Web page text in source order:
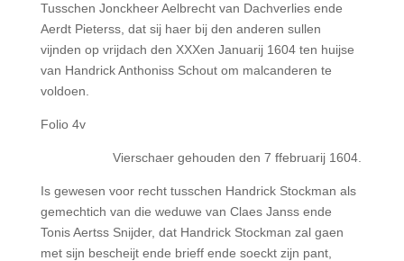
Tusschen Jonckheer Aelbrecht van Dachverlies ende
Aerdt Pieterss, dat sij haer bij den anderen sullen
vijnden op vrijdach den XXXen Januarij 1604 ten huijse
van Handrick Anthoniss Schout om malcanderen te
voldoen.
Folio 4v
Vierschaer gehouden den 7 ffebruarij 1604.
Is gewesen voor recht tusschen Handrick Stockman als
gemechtich van die weduwe van Claes Janss ende
Tonis Aertss Snijder, dat Handrick Stockman zal gaen
met sijn bescheijt ende brieff ende soeckt zijn pant,